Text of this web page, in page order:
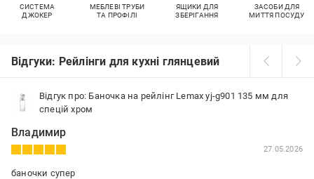
СИСТЕМА
ДЖОКЕР
МЕБЛЕВІ ТРУБИ
ТА ПРОФІЛІ
ЯЩИКИ ДЛЯ
ЗБЕРІГАННЯ
ЗАСОБИ ДЛЯ
МИТТЯ ПОСУДУ
Відгуки: Рейлінги для кухні глянцевий
Відгук про: Баночка на рейлінг Lemax yj-g901 135 мм для
спецій хром
Владимир
27.05.2026
баночки супер